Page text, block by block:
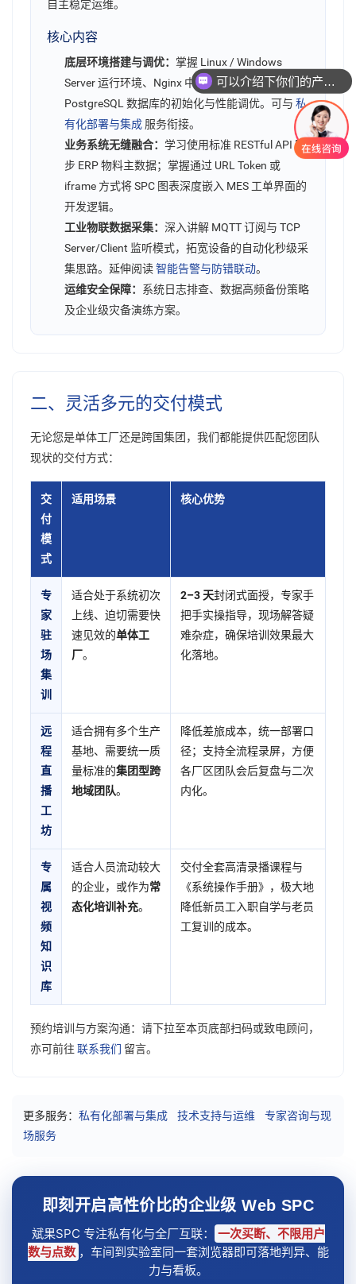
自主稳定运维。
核心内容
底层环境搭建与调优： 掌握 Linux / Windows
Server 运行环境、Nginx 中间件配置及 MySQL /
PostgreSQL 数据库的初始化与性能调优。可与 私
有化部署与集成 服务衔接。
业务系统无缝融合： 学习使用标准 RESTful API 同
步 ERP 物料主数据；掌握通过 URL Token 或
iframe 方式将 SPC 图表深度嵌入 MES 工单界面的
开发逻辑。
工业物联数据采集： 深入讲解 MQTT 订阅与 TCP
Server/Client 监听模式，拓宽设备的自动化秒级采
集思路。延伸阅读智能告警与防错联动。
运维安全保障： 系统日志排查、数据高频备份策略
及企业级灾备演练方案。
二、灵活多元的交付模式
无论您是单体工厂还是跨国集团，我们都能提供匹配您团队
现状的交付方式：
交
付
模
式
适用场景 核心优势
专
家
驻
场
集
训
适合处于系统初次
上线、迫切需要快
速见效的单体工
厂。
2–3 天封闭式面授，专家手
把手实操指导，现场解答疑
难杂症，确保培训效果最大
化落地。
远
程
直
播
工
坊
适合拥有多个生产
基地、需要统一质
量标准的集团型跨
地域团队。
降低差旅成本，统一部署口
径；支持全流程录屏，方便
各厂区团队会后复盘与二次
内化。
专
属
视
频
知
识
库
适合人员流动较大
的企业，或作为常
态化培训补充。
交付全套高清录播课程与
《系统操作手册》，极大地
降低新员工入职自学与老员
工复训的成本。
预约培训与方案沟通：请下拉至本页底部扫码或致电顾问，
亦可前往 联系我们 留言。
更多服务： 私有化部署与集成 技术支持与运维
专家咨询与现
场服务
即刻开启高性价比的企业级 Web SPC
斌果SPC 专注私有化与全厂互联：
一次买断、不限用户
数与点数 ，车间到实验室同一套浏览器即可落地判异、能
力与看板。
你们是怎么收费的呢